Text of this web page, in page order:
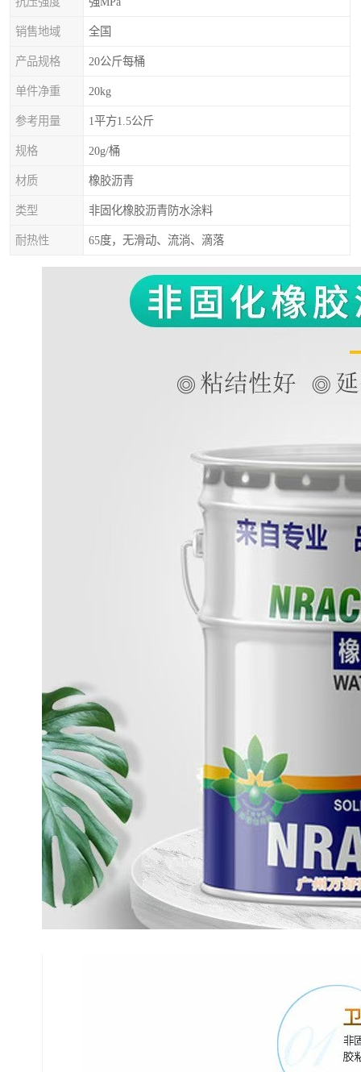
销售地域 全国
产品规格 20公斤每桶
单件净重 20kg
参考用量 1平方1.5公斤
规格 20g/桶
材质 橡胶沥青
类型 非固化橡胶沥青防水涂料
耐热性 65度，无滑动、流淌、滴落